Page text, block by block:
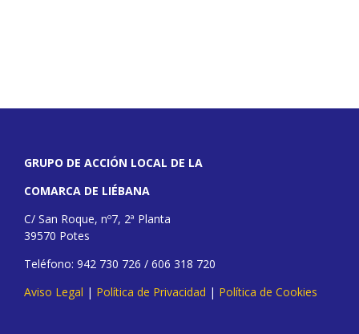
GRUPO DE ACCIÓN LOCAL DE LA
COMARCA DE LIÉBANA
C/ San Roque, nº7, 2ª Planta
39570 Potes
Teléfono: 942 730 726 / 606 318 720
Aviso Legal | Política de Privacidad | Política de Cookies